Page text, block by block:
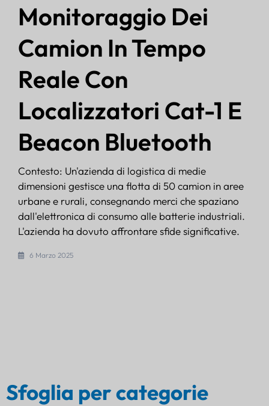
Monitoraggio Dei
Camion In Tempo
Reale Con
Localizzatori Cat-1 E
Beacon Bluetooth
Contesto: Un'azienda di logistica di medie
dimensioni gestisce una flotta di 50 camion in aree
urbane e rurali, consegnando merci che spaziano
dall'elettronica di consumo alle batterie industriali.
L'azienda ha dovuto affrontare sfide significative.
6 Marzo 2025
Sfoglia per categorie